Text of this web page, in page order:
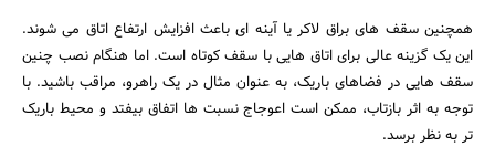
جستجو
همچنین سقف های براق لاکر یا آینه ای باعث افزایش ارتفاع اتاق می شوند.
این یک گزینه عالی برای اتاق هایی با سقف کوتاه است. اما هنگام نصب چنین
سقف هایی در فضاهای باریک، به عنوان مثال در یک راهرو، مراقب باشید. با
توجه به اثر بازتاب، ممکن است اعوجاج نسبت ها اتفاق بیفتد و محیط باریک
تر به نظر برسد.